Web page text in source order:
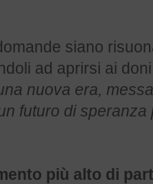
siano
ad aprirsi ai
nuova era,
futuro di speranza
più alto di